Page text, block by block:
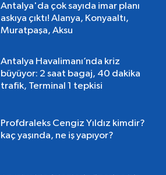
Antalya'da çok sayıda imar planı
askıya çıktı! Alanya, Konyaaltı,
Muratpaşa, Aksu
Antalya Havalimanı’nda kriz
büyüyor: 2 saat bagaj, 40 dakika
trafik, Terminal 1 tepkisi
Profdraleks Cengiz Yıldız kimdir?
kaç yaşında, ne iş yapıyor?